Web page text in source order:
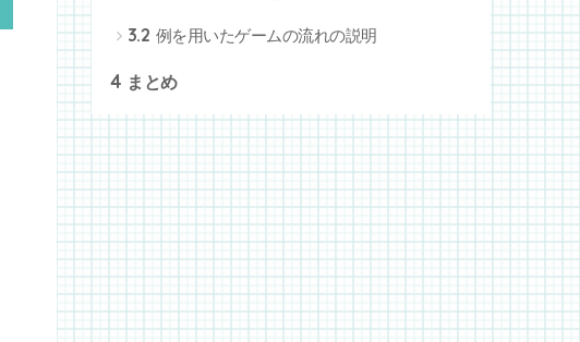
3.2 例を用いたゲームの流れの説明
4 まとめ